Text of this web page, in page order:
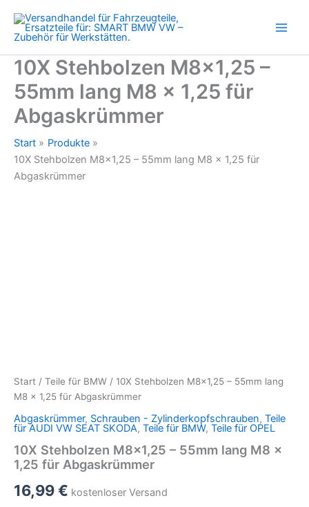
Inhalt
springen
10X Stehbolzen M8x1,25 –
55mm lang M8 x 1,25 für
Abgaskrümmer
Start
Produkte
10X Stehbolzen M8x1,25 – 55mm lang M8 x 1,25 für
Abgaskrümmer
Start / Teile für BMW / 10X Stehbolzen M8x1,25 – 55mm lang
M8 x 1,25 für Abgaskrümmer
Abgaskrümmer, Schrauben - Zylinderkopfschrauben, Teile
für AUDI VW SEAT SKODA, Teile für BMW, Teile für OPEL
10X Stehbolzen M8x1,25 – 55mm lang M8 x
1,25 für Abgaskrümmer
16,99€ kostenloser Versand
M8
x
1,25
für
Abgaskrümmer
Menge